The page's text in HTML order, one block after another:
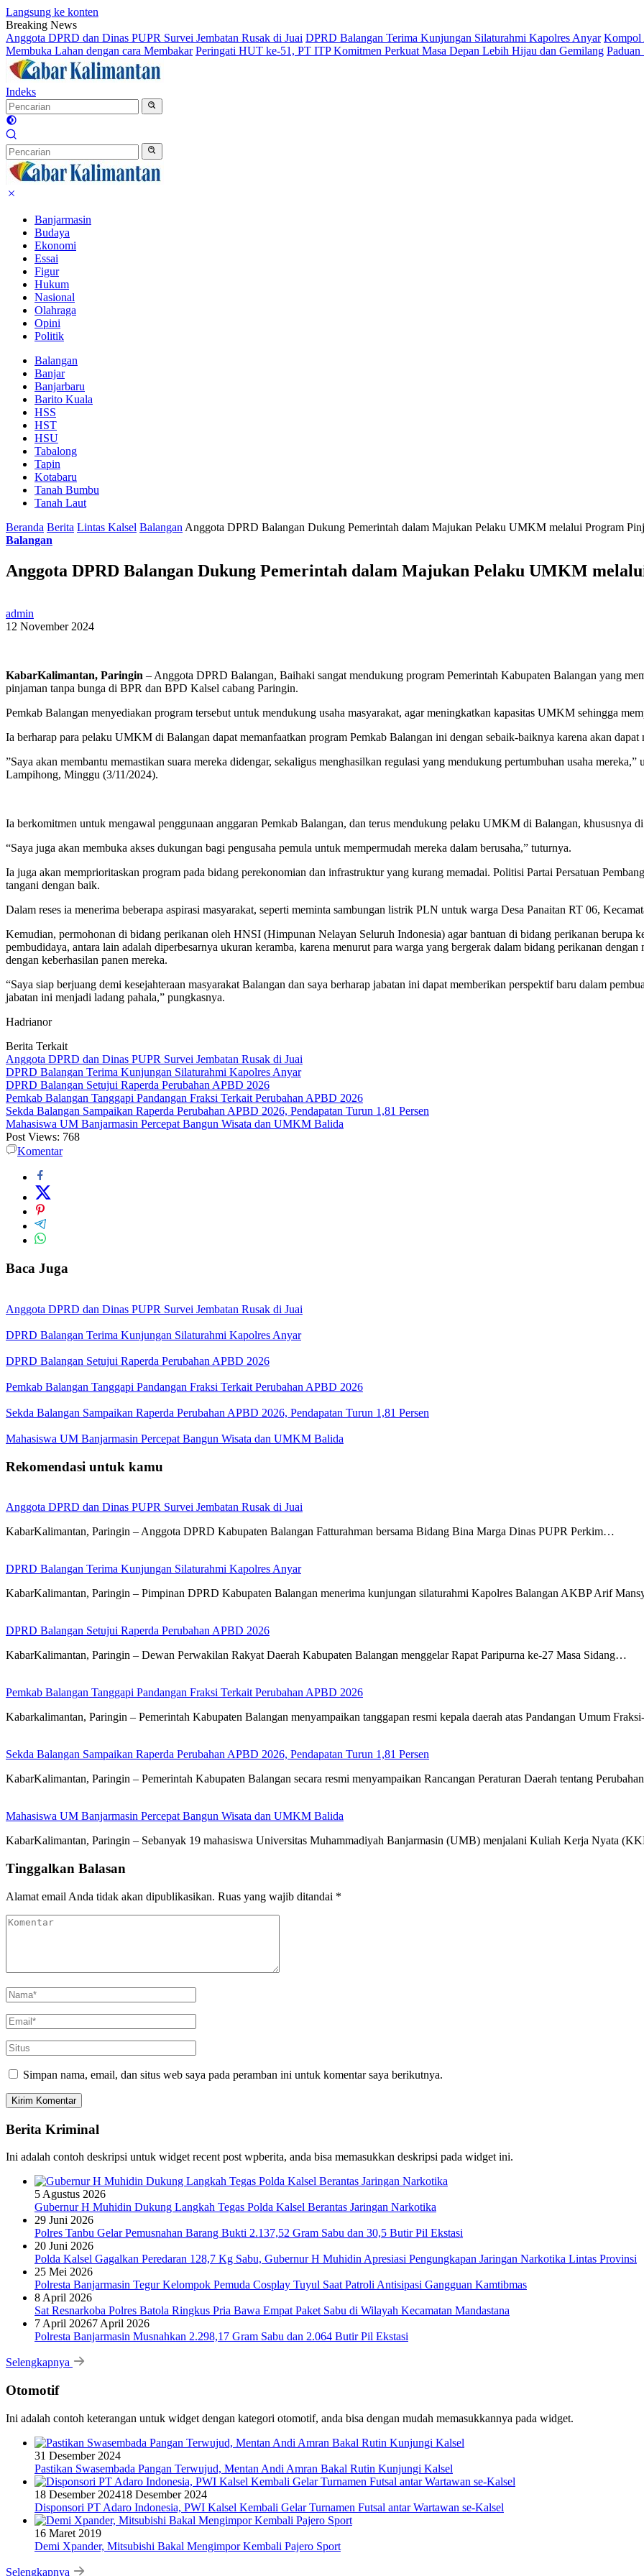
Langsung ke konten
Breaking News
Anggota DPRD dan Dinas PUPR Survei Jembatan Rusak di Juai DPRD Balangan Terima Kunjungan Silaturahmi Kapolres Anyar Kompol
Membuka Lahan dengan cara Membakar Peringati HUT ke-51, PT ITP Komitmen Perkuat Masa Depan Lebih Hijau dan Gemilang
Indeks
Banjarmasin
Budaya
Ekonomi
Essai
Figur
Hukum
Nasional
Olahraga
Opini
Politik
Balangan
Banjar
Banjarbaru
Barito Kuala
HSS
HST
HSU
Tabalong
Tapin
Kotabaru
Tanah Bumbu
Tanah Laut
Beranda Berita Lintas Kalsel Balangan Anggota DPRD Balangan Dukung Pemerintah dalam Majukan Pelaku UMKM melalui Program
Balangan
Anggota DPRD Balangan Dukung Pemerintah dalam Majukan Pelaku UMKM
admin
12 November 2024
KabarKalimantan, Paringin – Anggota DPRD Balangan, Baihaki sangat mendukung program Pemerintah Kabupaten Balangan yang
pinjaman tanpa bunga di BPR dan BPD Kalsel cabang Paringin.
Pemkab Balangan menyediakan program tersebut untuk mendukung usaha masyarakat, agar meningkatkan kapasitas UMKM sehingga
Ia berharap para pelaku UMKM di Balangan dapat memanfaatkan program Pemkab Balangan ini dengan sebaik-baiknya karena akan dapat
”Saya akan membantu memastikan suara mereka didengar, sekaligus menghasilkan regulasi yang mendukung pertumbuhan usaha
Lampihong, Minggu (3/11/2024).
Ia berkomitmen untuk mengawal penggunaan anggaran Pemkab Balangan, dan terus mendukung pelaku UMKM di Balangan, khususnya
“Saya juga akan membuka akses dukungan bagi pengusaha pemula untuk mempermudah mereka dalam berusaha,” tuturnya.
Ia juga akan memprioritaskan program pada bidang perekonomian dan infrastruktur yang kurang memadai. Politisi Partai Persatuan
tangani dengan baik.
Dalam reses ia menerima beberapa aspirasi masyarakat, seperti meminta sambungan listrik PLN untuk warga Desa Panaitan RT 06,
Kemudian, permohonan di bidang perikanan oleh HNSI (Himpunan Nelayan Seluruh Indonesia) agar bantuan di bidang perikanan berupa
pembudidaya, antara lain adalah diperbesarnya ukuran keramba, karena menurut para warga yang bergerak dalam bidang perikanan
dengan keberhasilan panen mereka.
“Saya siap berjuang demi kesejahteraan masyarakat Balangan dan saya berharap jabatan ini dapat memberikan perspektif baru dalam
jabatan ini menjadi ladang pahala,” pungkasnya.
Hadrianor
Berita Terkait
Anggota DPRD dan Dinas PUPR Survei Jembatan Rusak di Juai
DPRD Balangan Terima Kunjungan Silaturahmi Kapolres Anyar
DPRD Balangan Setujui Raperda Perubahan APBD 2026
Pemkab Balangan Tanggapi Pandangan Fraksi Terkait Perubahan APBD 2026
Sekda Balangan Sampaikan Raperda Perubahan APBD 2026, Pendapatan Turun 1,81 Persen
Mahasiswa UM Banjarmasin Percepat Bangun Wisata dan UMKM Balida
Post Views: 768
Komentar
Baca Juga
Anggota DPRD dan Dinas PUPR Survei Jembatan Rusak di Juai
DPRD Balangan Terima Kunjungan Silaturahmi Kapolres Anyar
DPRD Balangan Setujui Raperda Perubahan APBD 2026
Pemkab Balangan Tanggapi Pandangan Fraksi Terkait Perubahan APBD 2026
Sekda Balangan Sampaikan Raperda Perubahan APBD 2026, Pendapatan Turun 1,81 Persen
Mahasiswa UM Banjarmasin Percepat Bangun Wisata dan UMKM Balida
Rekomendasi untuk kamu
Anggota DPRD dan Dinas PUPR Survei Jembatan Rusak di Juai
KabarKalimantan, Paringin – Anggota DPRD Kabupaten Balangan Fatturahman bersama Bidang Bina Marga Dinas PUPR Perkim…
DPRD Balangan Terima Kunjungan Silaturahmi Kapolres Anyar
KabarKalimantan, Paringin – Pimpinan DPRD Kabupaten Balangan menerima kunjungan silaturahmi Kapolres Balangan AKBP Arif
DPRD Balangan Setujui Raperda Perubahan APBD 2026
KabarKalimantan, Paringin – Dewan Perwakilan Rakyat Daerah Kabupaten Balangan menggelar Rapat Paripurna ke-27 Masa Sidang…
Pemkab Balangan Tanggapi Pandangan Fraksi Terkait Perubahan APBD 2026
Kabarkalimantan, Paringin – Pemerintah Kabupaten Balangan menyampaikan tanggapan resmi kepala daerah atas Pandangan Umum
Sekda Balangan Sampaikan Raperda Perubahan APBD 2026, Pendapatan Turun 1,81 Persen
KabarKalimantan, Paringin – Pemerintah Kabupaten Balangan secara resmi menyampaikan Rancangan Peraturan Daerah tentang
Mahasiswa UM Banjarmasin Percepat Bangun Wisata dan UMKM Balida
KabarKalimantan, Paringin – Sebanyak 19 mahasiswa Universitas Muhammadiyah Banjarmasin (UMB) menjalani Kuliah Kerja Nyata
Tinggalkan Balasan
Alamat email Anda tidak akan dipublikasikan. Ruas yang wajib ditandai *
Simpan nama, email, dan situs web saya pada peramban ini untuk komentar saya berikutnya.
Berita Kriminal
Ini adalah contoh deskripsi untuk widget recent post wpberita, anda bisa memasukkan deskripsi pada widget ini.
5 Agustus 2026
Gubernur H Muhidin Dukung Langkah Tegas Polda Kalsel Berantas Jaringan Narkotika
29 Juni 2026
Polres Tanbu Gelar Pemusnahan Barang Bukti 2.137,52 Gram Sabu dan 30,5 Butir Pil Ekstasi
20 Juni 2026
Polda Kalsel Gagalkan Peredaran 128,7 Kg Sabu, Gubernur H Muhidin Apresiasi Pengungkapan Jaringan Narkotika Lintas Provinsi
25 Mei 2026
Polresta Banjarmasin Tegur Kelompok Pemuda Cosplay Tuyul Saat Patroli Antisipasi Gangguan Kamtibmas
8 April 2026
Sat Resnarkoba Polres Batola Ringkus Pria Bawa Empat Paket Sabu di Wilayah Kecamatan Mandastana
7 April 20267 April 2026
Polresta Banjarmasin Musnahkan 2.298,17 Gram Sabu dan 2.064 Butir Pil Ekstasi
Selengkapnya
Otomotif
Ini adalah contoh keterangan untuk widget dengan kategori otomotif, anda bisa dengan mudah memasukkannya pada widget.
31 Desember 2024
Pastikan Swasembada Pangan Terwujud, Mentan Andi Amran Bakal Rutin Kunjungi Kalsel
18 Desember 202418 Desember 2024
Disponsori PT Adaro Indonesia, PWI Kalsel Kembali Gelar Turnamen Futsal antar Wartawan se-Kalsel
16 Maret 2019
Demi Xpander, Mitsubishi Bakal Mengimpor Kembali Pajero Sport
Selengkapnya